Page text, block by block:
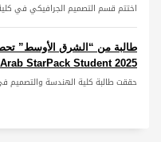
اختتم قسم التصميم الجرافيكي في
طالبة من “الشرق الأوسط”
Arab StarPack Student 2025
حققت طالبة كلية الهندسة والتصميم